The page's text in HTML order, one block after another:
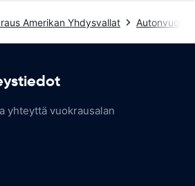
Amerikan Yhdysvallat
yhteyttä vuokrausalan